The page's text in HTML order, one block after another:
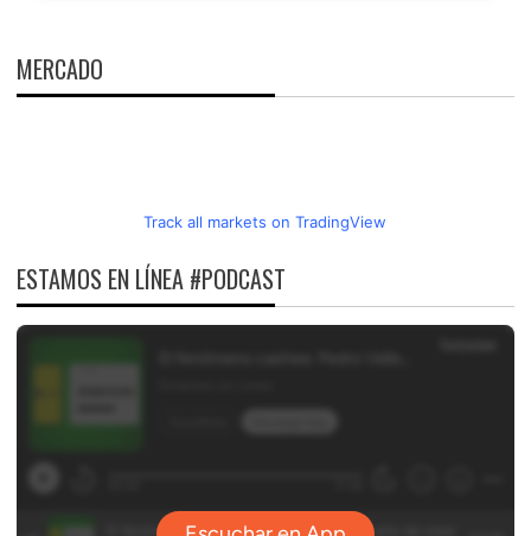
MERCADO
Track all markets on TradingView
ESTAMOS EN LÍNEA #PODCAST